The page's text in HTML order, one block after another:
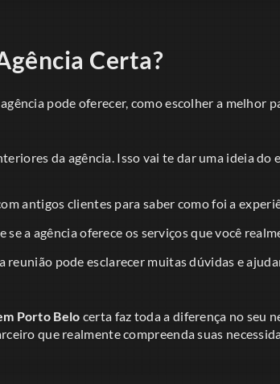
Certa?
pode oferecer, como escolher a melhor
da agência. Isso vai te dar uma ideia do
antigos clientes para saber como foi a
se a agência oferece os serviços que você
reunião pode esclarecer muitas dúvidas e
Porto Belo certa faz toda a diferença no seu
que realmente compreenda suas